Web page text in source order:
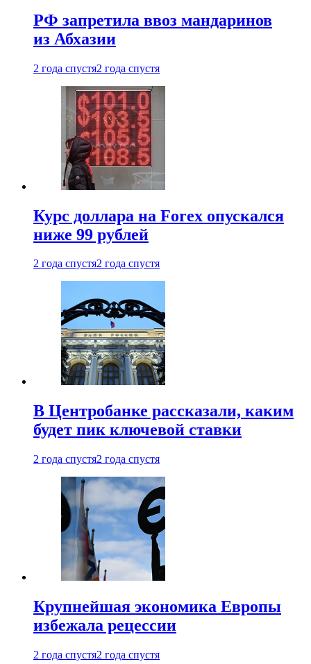
РФ запретила ввоз мандаринов
из Абхазии
2 года спустя2 года спустя
Курс доллара на Forex опускался
ниже 99 рублей
2 года спустя2 года спустя
В Центробанке рассказали, каким
будет пик ключевой ставки
2 года спустя2 года спустя
Крупнейшая экономика Европы
избежала рецессии
2 года спустя2 года спустя